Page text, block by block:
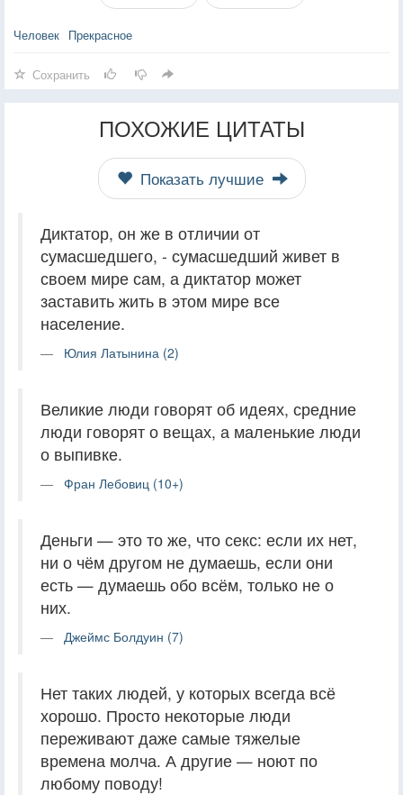
Человек Прекрасное
Сохранить
ПОХОЖИЕ ЦИТАТЫ
Показать лучшие
Диктатор, он же в отличии от
сумасшедшего, - сумасшедший живет в
своем мире сам, а диктатор может
заставить жить в этом мире все
население.
Юлия Латынина (2)
Великие люди говорят об идеях, средние
люди говорят о вещах, а маленькие люди
о выпивке.
Фран Лебовиц (10+)
Деньги — это то же, что секс: если их нет,
ни о чём другом не думаешь, если они
есть — думаешь обо всём, только не о
них.
Джеймс Болдуин (7)
Нет таких людей, у которых всегда всё
хорошо. Просто некоторые люди
переживают даже самые тяжелые
времена молча. А другие — ноют по
любому поводу!